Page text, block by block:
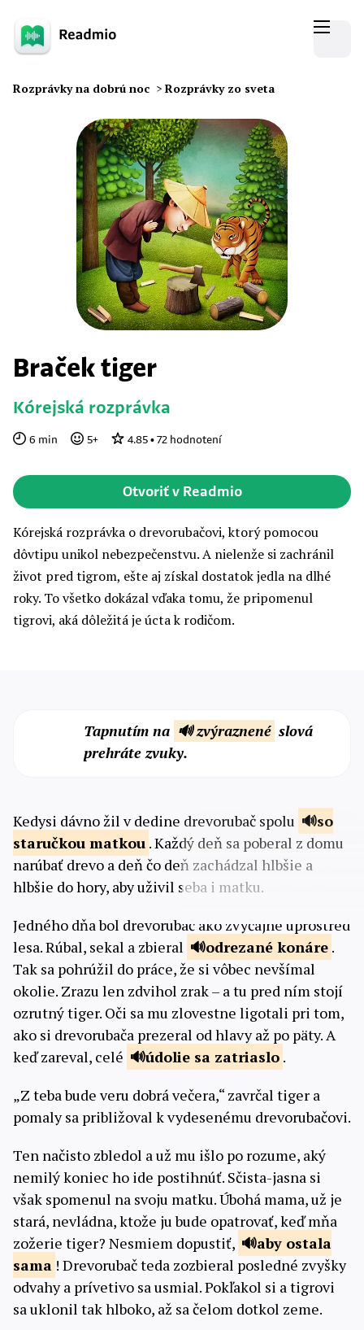
Rozprávky na dobrú noc > Rozprávky zo sveta
Braček tiger
Kórejská rozprávka
6 min 5+ 4.85 • 72 hodnotení
Otvoriť v Readmio
Kórejská rozprávka o drevorubačovi, ktorý pomocou
dôvtipu unikol nebezpečenstvu. A nielenže si zachránil
život pred tigrom, ešte aj získal dostatok jedla na dlhé
roky. To všetko dokázal vďaka tomu, že pripomenul
tigrovi, aká dôležitá je úcta k rodičom.
Tapnutím na 🔊 zvýraznené slová
prehráte zvuky.
Kedysi dávno žil v dedine drevorubač spolu
so
staručkou matkou . Každý deň sa poberal z domu
narúbať drevo a deň čo deň zachádzal hlbšie a
hlbšie do hory, aby uživil seba i matku.
Jedného dňa bol drevorubač ako zvyčajne uprostred
lesa. Rúbal, sekal a zbieral
odrezané konáre .
Tak sa pohrúžil do práce, že si vôbec nevšímal
okolie. Zrazu len zdvihol zrak – a tu pred ním stojí
ozrutný tiger. Oči sa mu zlovestne ligotali pri tom,
ako si drevorubača prezeral od hlavy až po päty. A
keď zareval, celé
údolie sa zatriaslo .
„Z teba bude veru dobrá večera,“ zavrčal tiger a
pomaly sa približoval k vydesenému drevorubačovi.
Ten načisto zbledol a už mu išlo po rozume, aký
nemilý koniec ho ide postihnúť. Sčista-jasna si
však spomenul na svoju matku. Úbohá mama, už je
stará, nevládna, ktože ju bude opatrovať, keď mňa
zožerie tiger? Nesmiem dopustiť,
aby ostala
sama ! Drevorubač teda zozbieral posledné zvyšky
odvahy a prívetivo sa usmial. Pokľakol si a tigrovi
sa uklonil tak hlboko, až sa čelom dotkol zeme.